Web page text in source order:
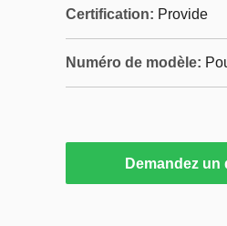
Certification: Provide
Numéro de modèle:
Demandez un